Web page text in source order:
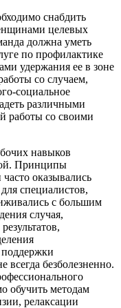
снабдить
целевых
должна уметь
по профилактике
удержания ее в зоне
со случаем,
социальное
различными
работы со своими
навыков
Принципы
оказывались
специалистов,
с большим
случая,
поддержки
безболезненно.
обучить методам
релаксации